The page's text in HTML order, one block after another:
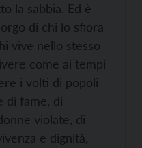
la sabbia. Ed è
di chi lo sfiora
vive nello stesso
come ai tempi
i volti di popoli
di fame, di
violate, di
e dignità,